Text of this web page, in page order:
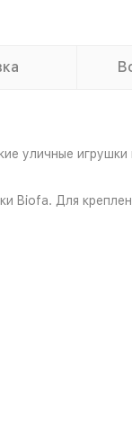
уличные
Biofa. Для